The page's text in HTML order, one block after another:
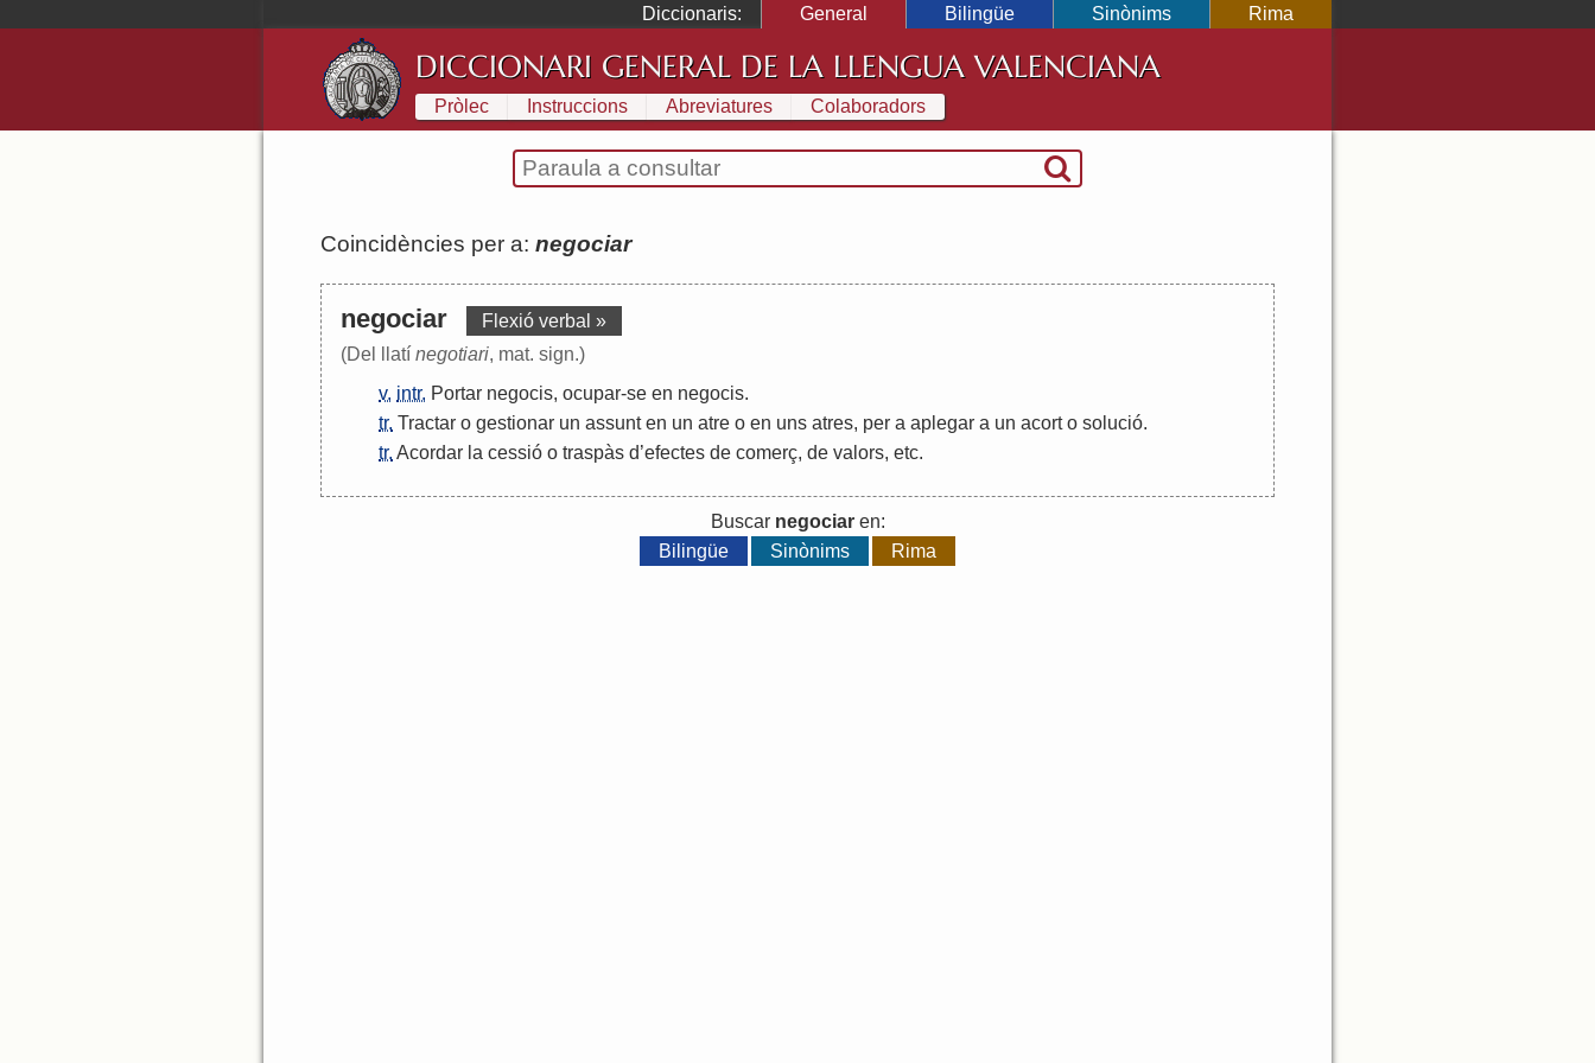
Diccionaris: General Bilingüe Sinònims Rima
DICCIONARI GENERAL DE LA LLENGUA VALENCIANA
Pròlec Instruccions Abreviatures Colaboradors
Coincidències per a: negociar
negociar
Flexió verbal »
(Del llatí negotiari, mat. sign.)
v. intr. Portar negocis, ocupar-se en negocis.
tr. Tractar o gestionar un assunt en un atre o en uns atres, per a aplegar a un acort o solució.
tr. Acordar la cessió o traspàs d’efectes de comerç, de valors, etc.
Buscar negociaren:
Bilingüe
Sinònims Rima